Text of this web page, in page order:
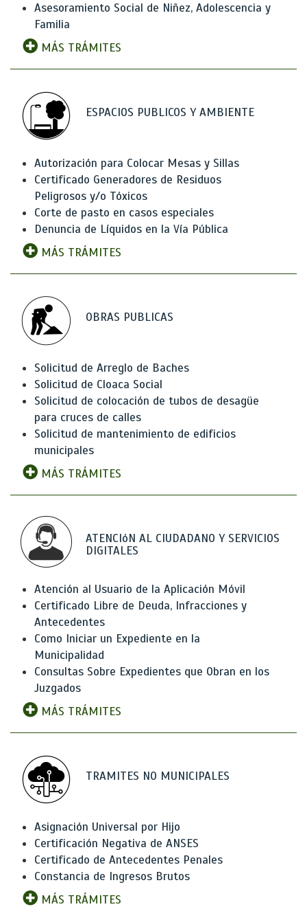
Asesoramiento Social de Niñez, Adolescencia y
Familia
MÁS TRÁMITES
ESPACIOS PUBLICOS Y AMBIENTE
Autorización para Colocar Mesas y Sillas
Certificado Generadores de Residuos
Peligrosos y/o Tóxicos
Corte de pasto en casos especiales
Denuncia de Líquidos en la Vía Pública
MÁS TRÁMITES
OBRAS PUBLICAS
Solicitud de Arreglo de Baches
Solicitud de Cloaca Social
Solicitud de colocación de tubos de desagüe
para cruces de calles
Solicitud de mantenimiento de edificios
municipales
MÁS TRÁMITES
ATENCIóN AL CIUDADANO Y SERVICIOS
DIGITALES
Atención al Usuario de la Aplicación Móvil
Certificado Libre de Deuda, Infracciones y
Antecedentes
Como Iniciar un Expediente en la
Municipalidad
Consultas Sobre Expedientes que Obran en los
Juzgados
MÁS TRÁMITES
TRAMITES NO MUNICIPALES
Asignación Universal por Hijo
Certificación Negativa de ANSES
Certificado de Antecedentes Penales
Constancia de Ingresos Brutos
MÁS TRÁMITES